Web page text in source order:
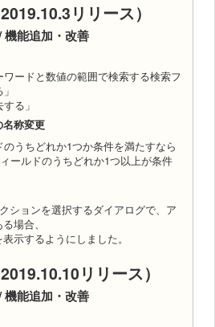
リリース）
能追加・改善
ワードと数値の範囲で検索する検索フ
る」
名称変更
のうちどれか1つか条件を満たすなら
ールドのうちどれか1つ以上が条件
ションを選択するダイアログで、ア
場合、
示するようにしました。
リリース）
能追加・改善